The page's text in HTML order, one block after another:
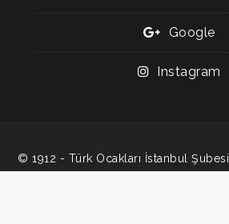
Google
Instagram
© 1912 - Türk Ocakları İstanbul Şubesi